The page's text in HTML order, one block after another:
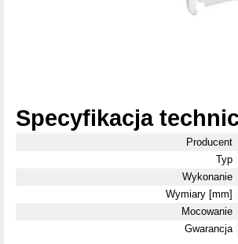
Specyfikacja
Producent
Typ
Wykonanie
Wymiary [mm]
Mocowanie
Gwarancja